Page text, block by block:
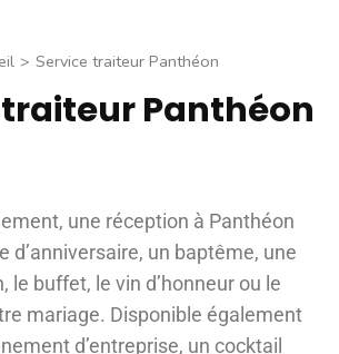
> Service traiteur Panthéon
Panthéon
une réception à Panthéon
d’anniversaire, un baptême, une
le buffet, le vin d’honneur ou le
mariage. Disponible également
d’entreprise, un cocktail